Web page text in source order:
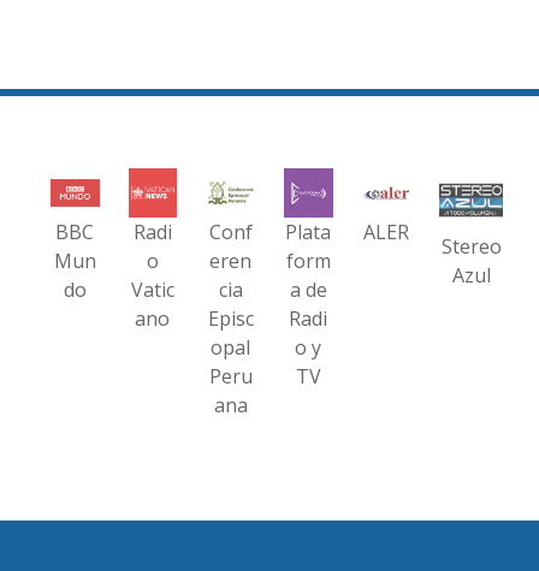
BBC
Mun
do
Radi
o
Vatic
ano
Conf
eren
cia
Episc
opal
Peru
ana
Plata
form
a de
Radi
o y
TV
ALER
Stereo
Azul